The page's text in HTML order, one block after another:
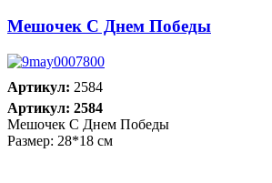
Мешочек С Днем Победы
Артикул: 2584
Артикул: 2584
Мешочек С Днем Победы
Размер: 28*18 см